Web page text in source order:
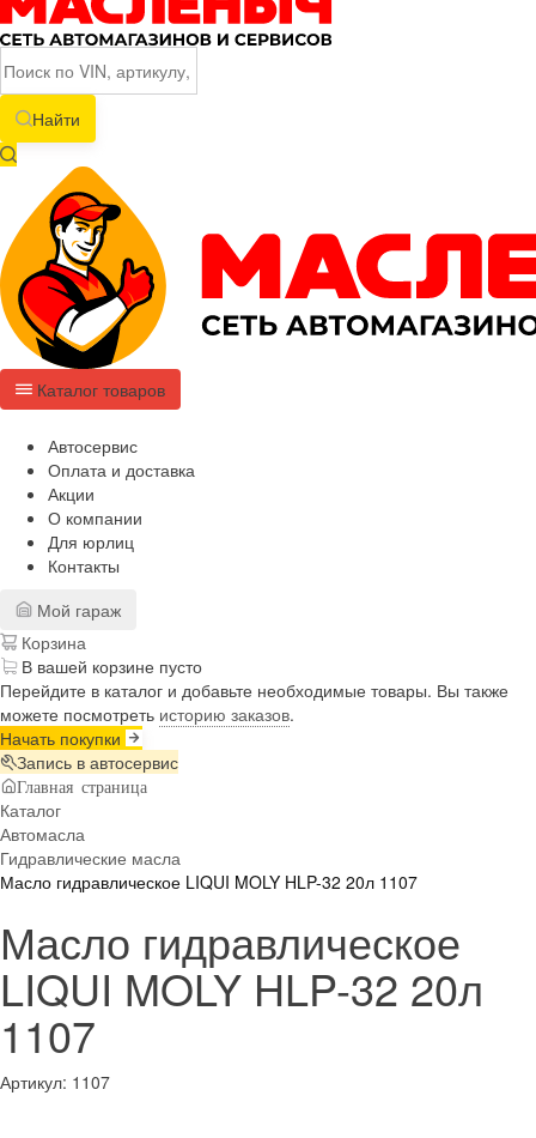
Найти
Каталог товаров
Автосервис
Оплата и доставка
Акции
О компании
Для юрлиц
Контакты
Мой гараж
Корзина
В вашей корзине пусто
Перейдите в каталог и добавьте необходимые товары. Вы также
можете посмотреть историю заказов.
Начать покупки
Запись в автосервис
Главная страница
Каталог
Автомасла
Гидравлические масла
Масло гидравлическое LIQUI MOLY HLP-32 20л 1107
Масло гидравлическое
LIQUI MOLY HLP-32 20л
1107
Артикул: 1107